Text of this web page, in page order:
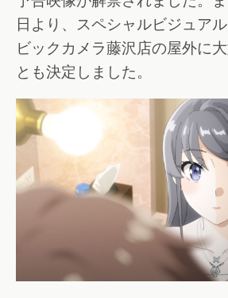
日より、スペシャルビジュアル
ビックカメラ藤沢店の屋外に
とも決定しました。